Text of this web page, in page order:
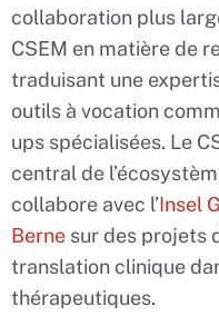
collaboration plus
CSEM en matière de
traduisant une
outils à vocation
ups spécialisées. Le
central de
collabore avec l’Insel
Berne sur des projets
translation clinique
thérapeutiques.